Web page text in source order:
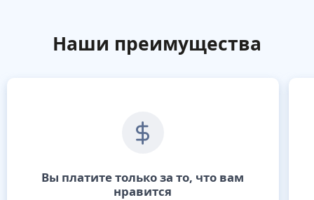
Наши преимущества
Вы платите только за то, что вам
нравится